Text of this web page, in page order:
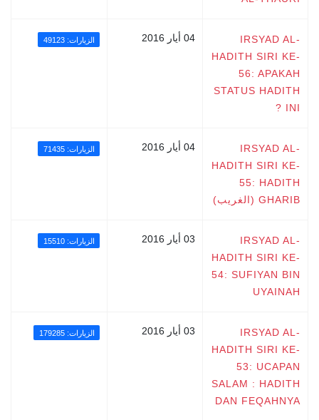
IRSYAD AL-
HADITH SIRI KE-
56: APAKAH
STATUS HADITH
INI ?
04 أيار 2016 الزيارات: 49123
IRSYAD AL-
HADITH SIRI KE-
55: HADITH
GHARIB (الغريب)
04 أيار 2016 الزيارات: 71435
IRSYAD AL-
HADITH SIRI KE-
54: SUFIYAN BIN
UYAINAH
03 أيار 2016 الزيارات: 15510
IRSYAD AL-
HADITH SIRI KE-
53: UCAPAN
SALAM : HADITH
DAN FEQAHNYA
03 أيار 2016 الزيارات: 179285